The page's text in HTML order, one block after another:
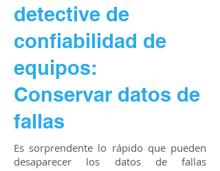
detective de
confiabilidad de
equipos:
Conservar datos de
fallas
Es sorprendente lo rápido que pueden
desaparecer los datos de fallas